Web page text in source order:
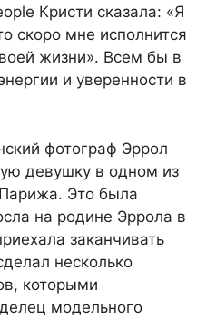
Кристи сказала: «Я
скоро мне исполнится
жизни». Всем бы в
и уверенности в
фотограф Эррол
девушку в одном из
Это была
на родине Эррола в
заканчивать
несколько
которыми
модельного